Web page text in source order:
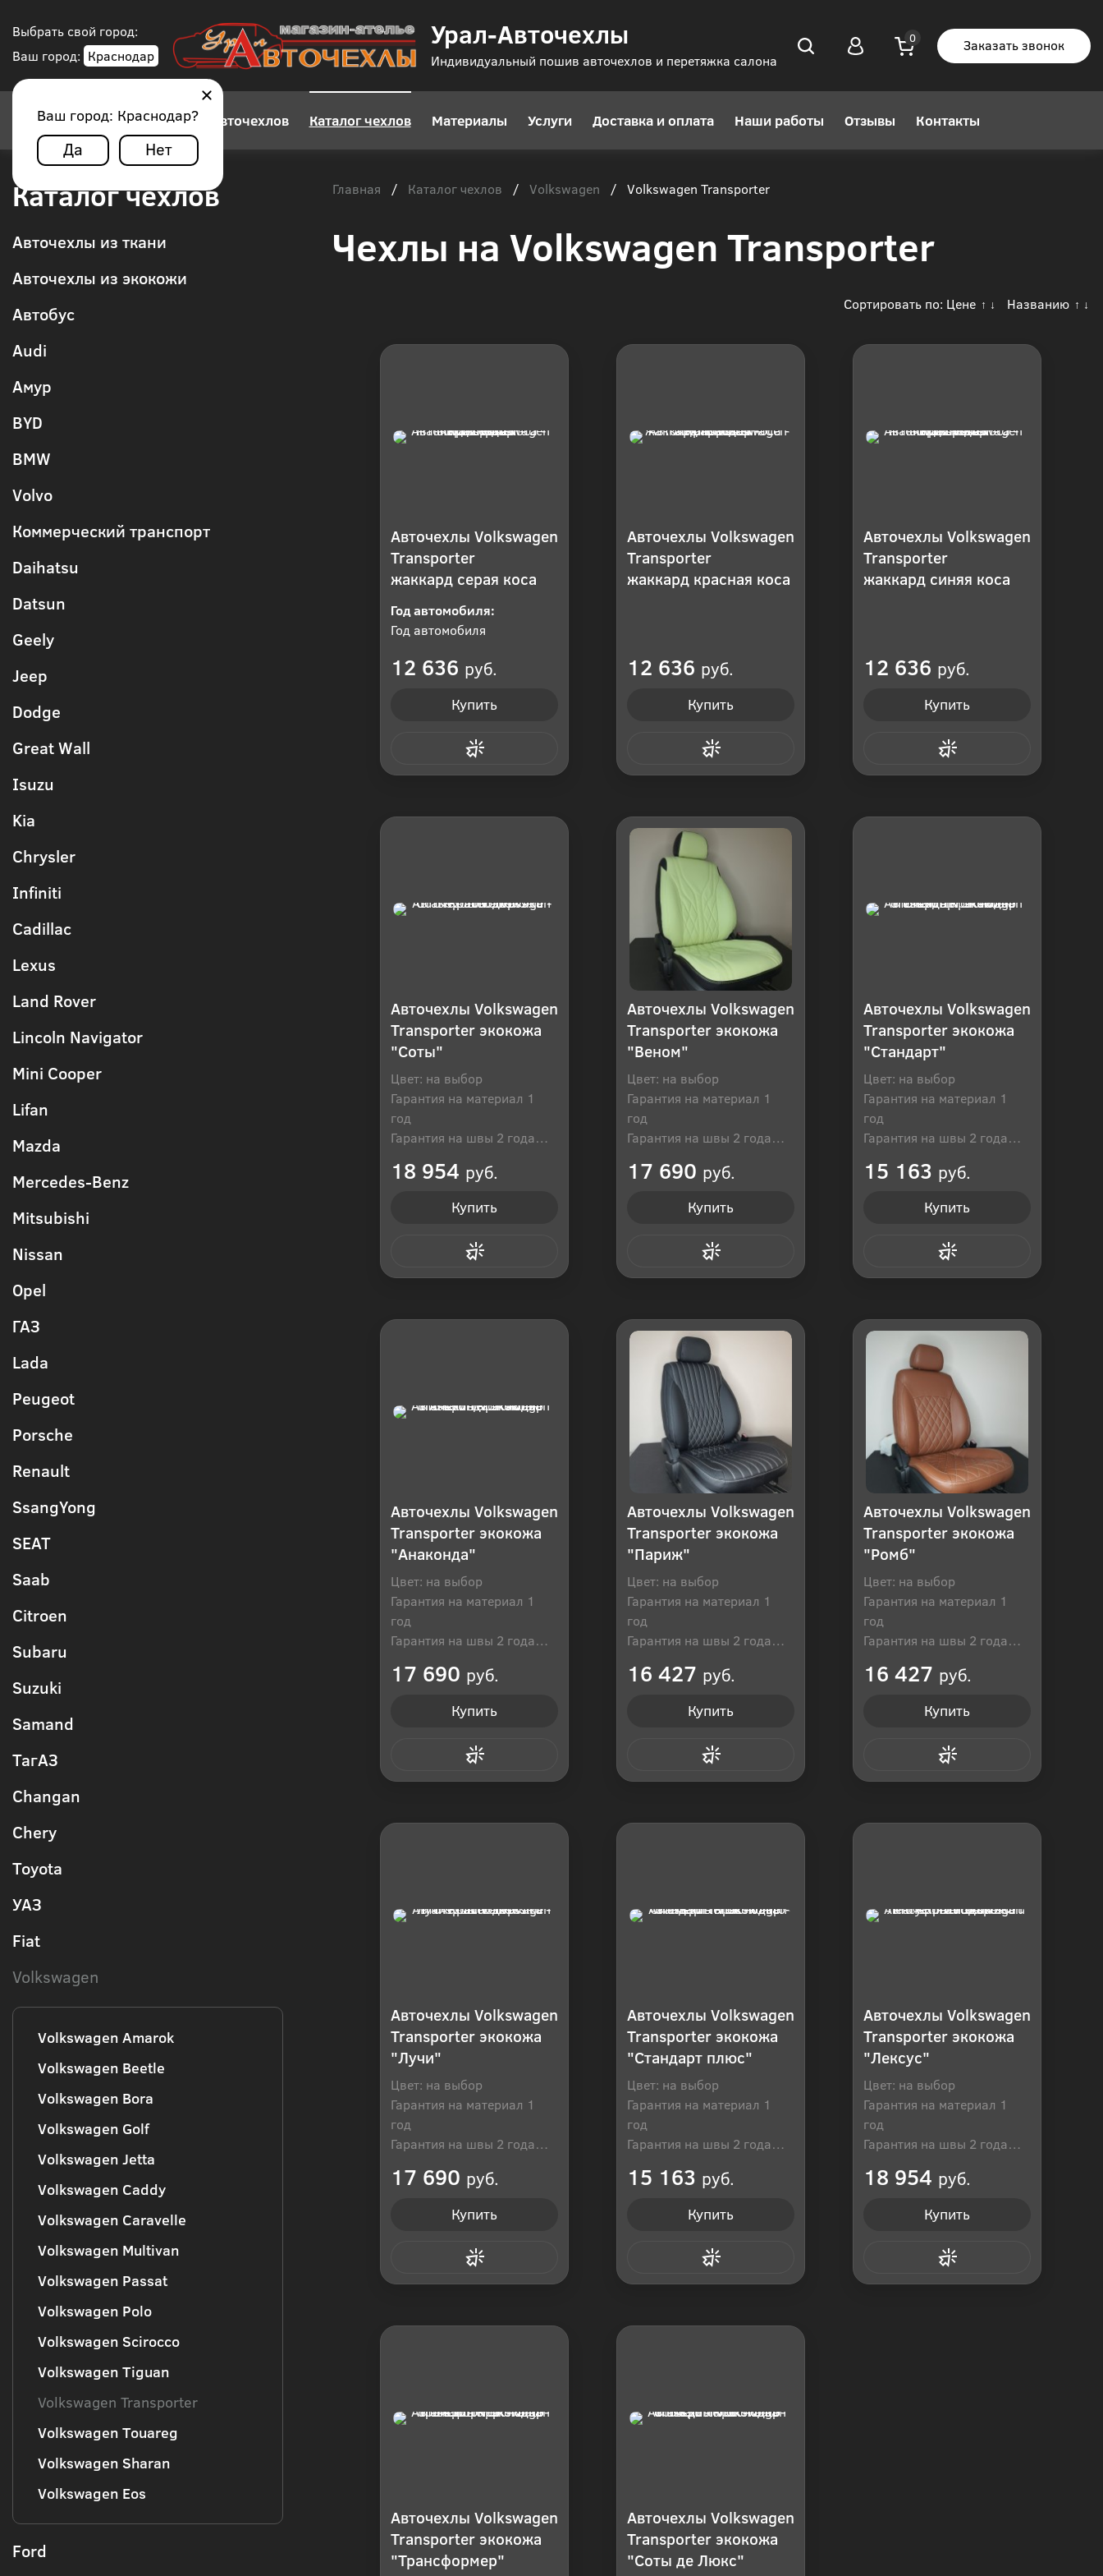
Выбрать свой город:
Ваш город: Краснодар
Ваш город: Краснодар?
Да Нет
Урал-Авточехлы
Индивидуальный пошив авточехлов и перетяжка салона
Заказать звонок
Конструктор авточехлов Каталог чехлов Материалы Услуги Доставка и оплата Наши работы Отзывы Контакты
Каталог чехлов
Авточехлы из ткани
Авточехлы из экокожи
Автобус
Audi
Амур
BYD
BMW
Volvo
Коммерческий транспорт
Daihatsu
Datsun
Geely
Jeep
Dodge
Great Wall
Isuzu
Kia
Chrysler
Infiniti
Cadillac
Lexus
Land Rover
Lincoln Navigator
Mini Cooper
Lifan
Mazda
Mercedes-Benz
Mitsubishi
Nissan
Opel
ГАЗ
Lada
Peugeot
Porsche
Renault
SsangYong
SEAT
Saab
Citroen
Subaru
Suzuki
Samand
ТагАЗ
Changan
Chery
Toyota
УАЗ
Fiat
Volkswagen
Volkswagen Amarok
Volkswagen Beetle
Volkswagen Bora
Volkswagen Golf
Volkswagen Jetta
Volkswagen Caddy
Volkswagen Caravelle
Volkswagen Multivan
Volkswagen Passat
Volkswagen Polo
Volkswagen Scirocco
Volkswagen Tiguan
Volkswagen Transporter
Volkswagen Touareg
Volkswagen Sharan
Volkswagen Eos
Ford
Главная / Каталог чехлов / Volkswagen / Volkswagen Transporter
Чехлы на Volkswagen Transporter
Сортировать по: Цене ↑ ↓ Названию ↑ ↓
Авточехлы Volkswagen
Transporter
жаккард серая коса
Год автомобиля:
Год автомобиля
12 636 руб.
Купить
Авточехлы Volkswagen
Transporter
жаккард красная коса
12 636 руб.
Купить
Авточехлы Volkswagen
Transporter
жаккард синяя коса
12 636 руб.
Купить
Авточехлы Volkswagen
Transporter экокожа
"Соты"
Цвет: на выбор
Гарантия на материал 1
год
Гарантия на швы 2 года
18 954 руб.
Купить
Авточехлы Volkswagen
Transporter экокожа
"Веном"
Цвет: на выбор
Гарантия на материал 1
год
Гарантия на швы 2 года
17 690 руб.
Купить
Авточехлы Volkswagen
Transporter экокожа
"Стандарт"
Цвет: на выбор
Гарантия на материал 1
год
Гарантия на швы 2 года
15 163 руб.
Купить
Авточехлы Volkswagen
Transporter экокожа
"Анаконда"
Цвет: на выбор
Гарантия на материал 1
год
Гарантия на швы 2 года
17 690 руб.
Купить
Авточехлы Volkswagen
Transporter экокожа
"Париж"
Цвет: на выбор
Гарантия на материал 1
год
Гарантия на швы 2 года
16 427 руб.
Купить
Авточехлы Volkswagen
Transporter экокожа
"Ромб"
Цвет: на выбор
Гарантия на материал 1
год
Гарантия на швы 2 года
16 427 руб.
Купить
Авточехлы Volkswagen
Transporter экокожа
"Лучи"
Цвет: на выбор
Гарантия на материал 1
год
Гарантия на швы 2 года
17 690 руб.
Купить
Авточехлы Volkswagen
Transporter экокожа
"Стандарт плюс"
Цвет: на выбор
Гарантия на материал 1
год
Гарантия на швы 2 года
15 163 руб.
Купить
Авточехлы Volkswagen
Transporter экокожа
"Лексус"
Цвет: на выбор
Гарантия на материал 1
год
Гарантия на швы 2 года
18 954 руб.
Купить
Авточехлы Volkswagen
Transporter экокожа
"Трансформер"
Авточехлы Volkswagen
Transporter экокожа
"Соты де Люкс"